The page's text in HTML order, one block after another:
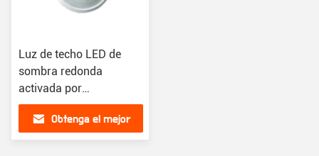
Luz de techo LED de
sombra redonda
activada por
movimiento PIR sensor
de movimiento para
hoteles
Obtenga el mejor